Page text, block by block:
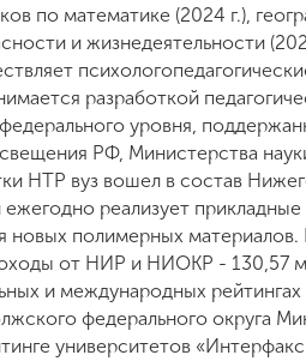
по математике (2024 г.),
и жизнедеятельности
разработкой
уровня,
РФ, Министерства
НТР вуз вошел в состав
реализует
новых полимерных
от НИР и НИОКР - 130,57
и международных рейтингах
федерального округа
университетов